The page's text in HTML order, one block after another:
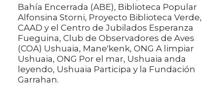
Bahía Encerrada (ABE), Biblioteca Popular
Alfonsina Storni, Proyecto Biblioteca Verde,
CAAD y el Centro de Jubilados Esperanza
Fueguina, Club de Observadores de Aves
(COA) Ushuaia, Mane'kenk, ONG A limpiar
Ushuaia, ONG Por el mar, Ushuaia anda
leyendo, Ushuaia Participa y la Fundación
Garrahan.